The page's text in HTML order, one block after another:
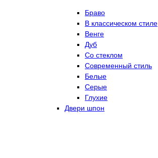
Браво
В классическом стиле
Венге
Дуб
Со стеклом
Современный стиль
Белые
Серые
Глухие
Двери шпон